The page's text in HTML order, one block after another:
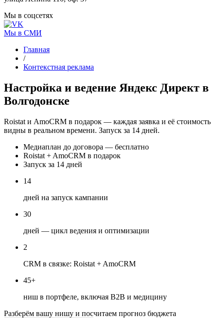
Мы в соцсетях
Мы в СМИ
Главная
/
Контекстная реклама
Настройка и ведение Яндекс Директ в
Волгодонске
Roistat и AmoCRM в подарок — каждая заявка и её стоимость
видны в реальном времени. Запуск за 14 дней.
Медиаплан до договора — бесплатно
Roistat + AmoCRM в подарок
Запуск за 14 дней
14
дней на запуск кампании
30
дней — цикл ведения и оптимизации
2
CRM в связке: Roistat + AmoCRM
45+
ниш в портфеле, включая B2B и медицину
Разберём вашу нишу и посчитаем прогноз бюджета